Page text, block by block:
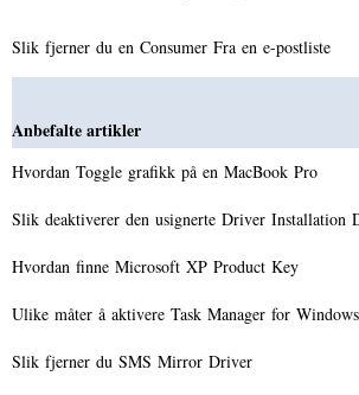
Slik fjerner du en Consumer Fra en e-postliste
Anbefalte artikler
Hvordan Toggle grafikk på en MacBook Pro
Slik deaktiverer den usignerte Driver Installation
Hvordan finne Microsoft XP Product Key
Ulike måter å aktivere Task Manager for
Slik fjerner du SMS Mirror Driver